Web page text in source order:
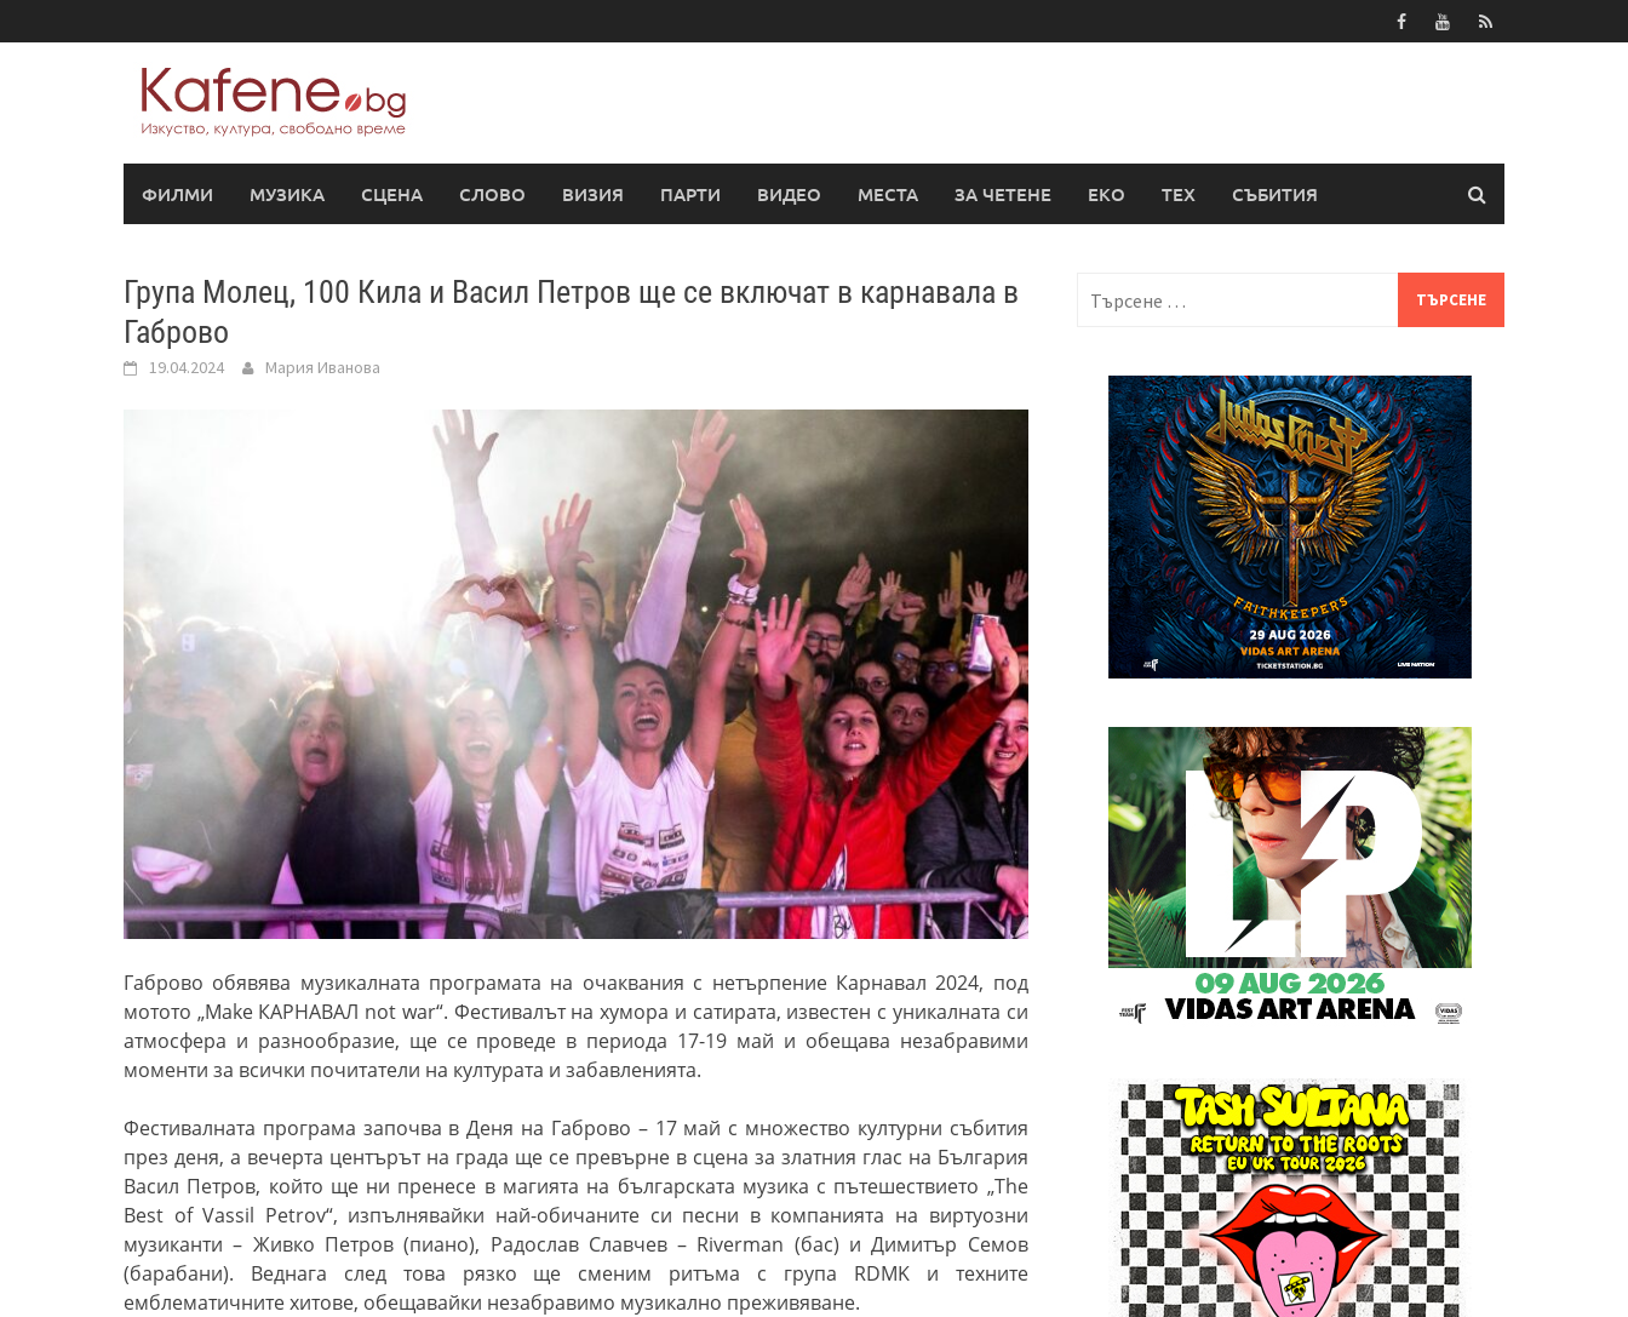
to
ФИЛМИ МУЗИКА СЦЕНА СЛОВО ВИЗИЯ ПАРТИ ВИДЕО МЕСТА ЗА ЧЕТЕНЕ ЕКО ТЕХ СЪБИТИЯ
Група Молец, 100 Кила и Васил Петров ще се включат в карнавала в
Габрово
19.04.2024 Мария Иванова
Габрово обявява музикалната програмата на очаквания с нетърпение Карнавал 2024, под
мотото „Make КАРНАВАЛ not war“. Фестивалът на хумора и сатирата, известен с уникалната си
атмосфера и разнообразие, ще се проведе в периода 17-19 май и обещава незабравими
моменти за всички почитатели на културата и забавленията.
Фестивалната програма започва в Деня на Габрово – 17 май с множество културни събития
през деня, а вечерта центърът на града ще се превърне в сцена за златния глас на България
Васил Петров, който ще ни пренесе в магията на българската музика с пътешествието „The
Best of Vassil Petrov“, изпълнявайки най-обичаните си песни в компанията на виртуозни
музиканти – Живко Петров (пиано), Радослав Славчев – Riverman (бас) и Димитър Семов
(барабани). Веднага след това рязко ще сменим ритъма с група RDMK и техните
емблематичните хитове, обещавайки незабравимо музикално преживяване.
за: